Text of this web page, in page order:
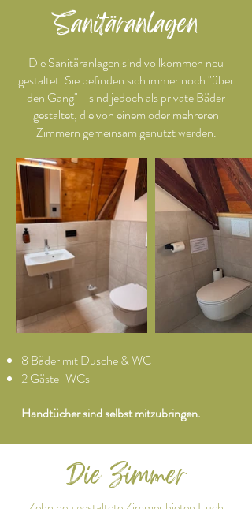
Sanitäranlagen
Die Sanitäranlagen sind vollkommen neu
gestaltet. Sie befinden sich immer noch "über
den Gang" - sind jedoch als private Bäder
gestaltet, die von einem oder mehreren
Zimmern gemeinsam genutzt werden.
8 Bäder mit Dusche & WC
2 Gäste-WCs
Handtücher sind selbst mitzubringen.
Die Zimmer